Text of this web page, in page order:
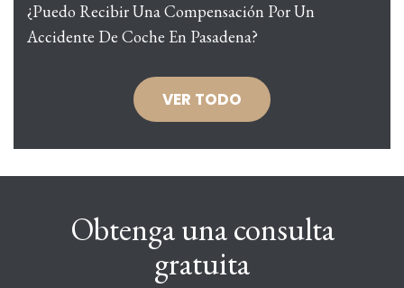
¿Puedo Recibir Una Compensación Por Un
Accidente De Coche En Pasadena?
VER TODO
Obtenga una consulta
gratuita